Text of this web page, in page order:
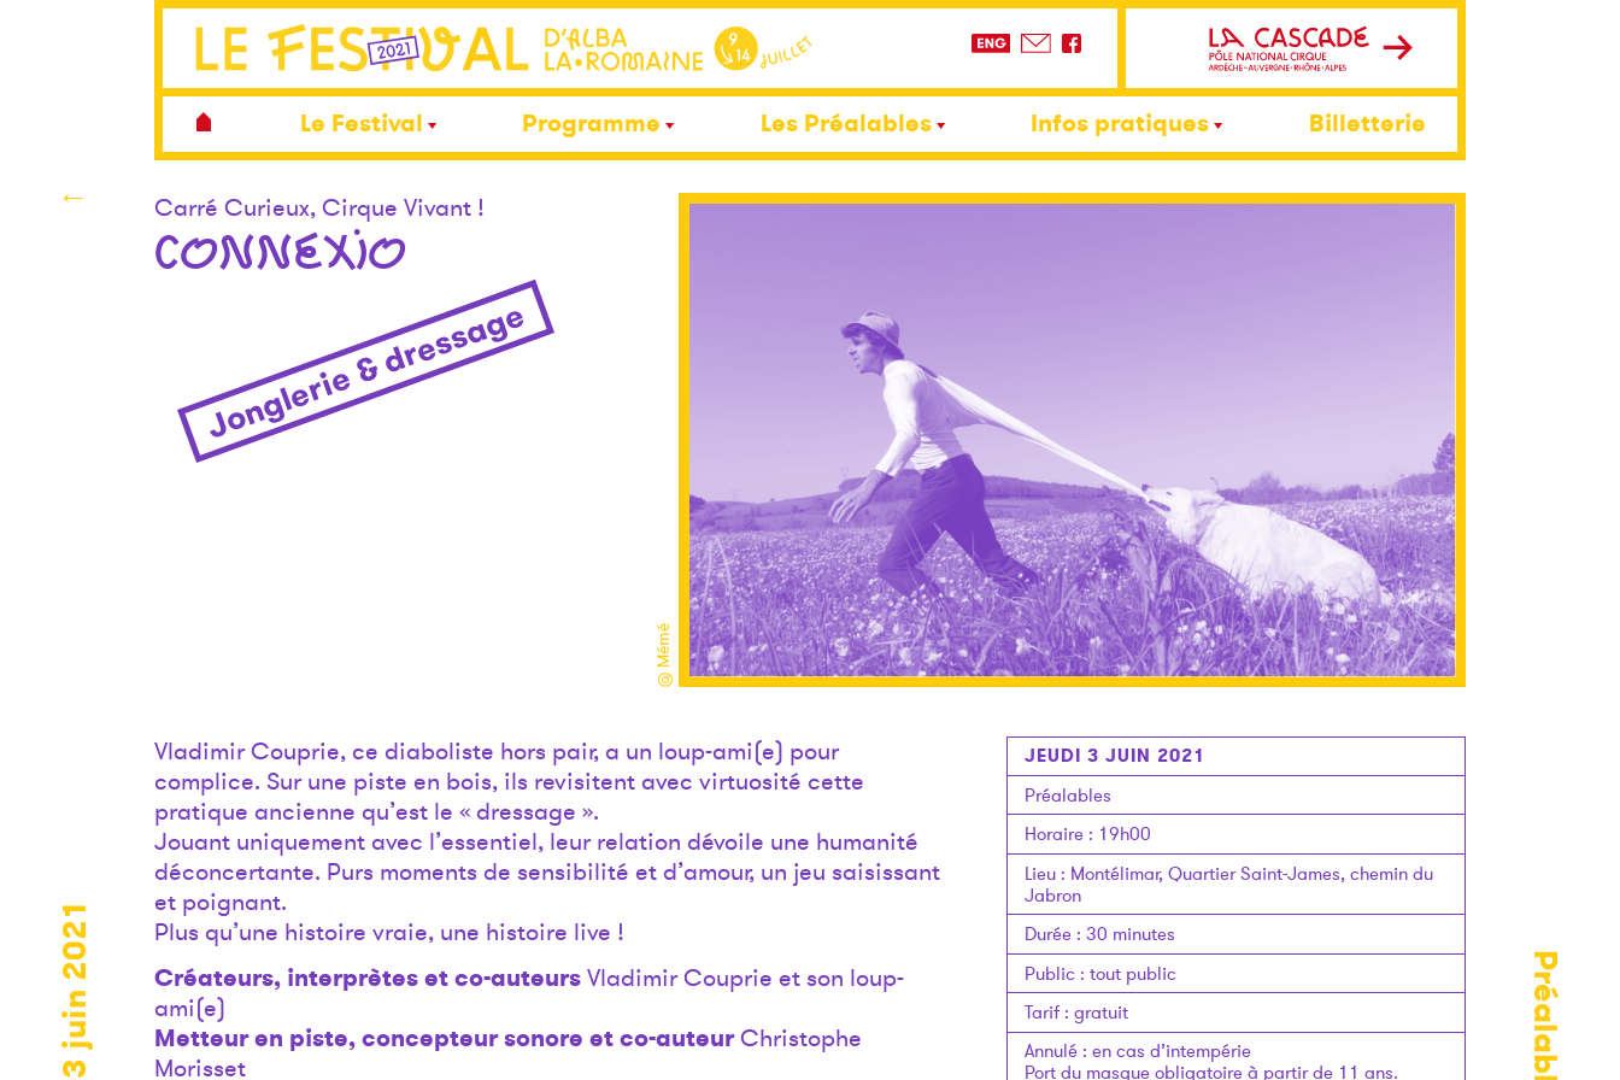
Le Festival Programme Les Préalables Infos pratiques Billetterie
Préalables
←
@ Mémé
Carré Curieux, Cirque Vivant !
CONNEXIO
Jonglerie & dressage
Vladimir Couprie, ce diaboliste hors pair, a un loup-ami(e) pour
complice. Sur une piste en bois, ils revisitent avec virtuosité cette
pratique ancienne qu’est le « dressage ».
Jouant uniquement avec l’essentiel, leur relation dévoile une humanité
déconcertante. Purs moments de sensibilité et d’amour, un jeu saisissant
et poignant.
Plus qu’une histoire vraie, une histoire live !
Créateurs, interprètes et co-auteursVladimir Couprie et son loup-
ami(e)
Metteur en piste, concepteur sonore et co-auteurChristophe
Morisset
JEUDI 3 JUIN 2021
Préalables
Horaire: 19h00
Lieu: Montélimar, Quartier Saint-James, chemin du
Jabron
Durée: 30 minutes
Public : tout public
Tarif: gratuit
Annulé: en cas d’intempérie
Port du masque obligatoire à partir de 11 ans.